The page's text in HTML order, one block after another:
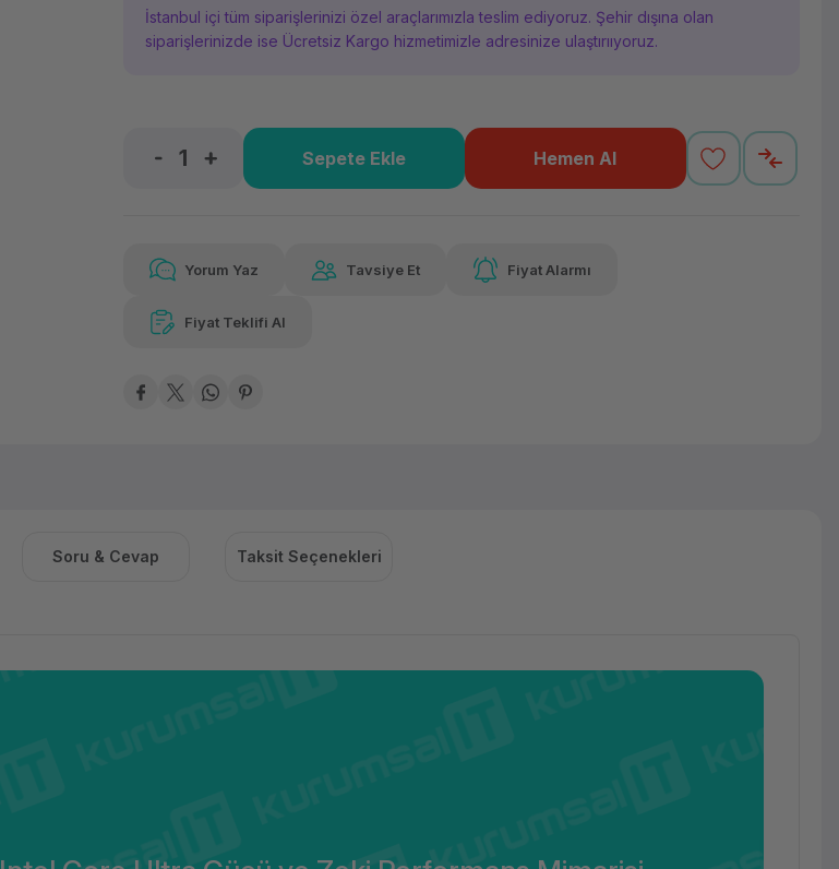
İstanbul içi tüm siparişlerinizi özel araçlarımızla teslim ediyoruz. Şehir dışına olan
siparişlerinizde ise Ücretsiz Kargo hizmetimizle adresinize ulaştırııyoruz.
Güvenilir Alışveriş
Sepete Ekle Hemen Al
Yorum Yaz Tavsiye Et Fiyat Alarmı
Fiyat Teklifi Al
Soru & Cevap Taksit Seçenekleri